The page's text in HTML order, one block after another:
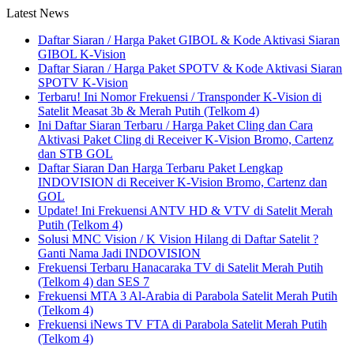
Latest News
Daftar Siaran / Harga Paket GIBOL & Kode Aktivasi Siaran
GIBOL K-Vision
Daftar Siaran / Harga Paket SPOTV & Kode Aktivasi Siaran
SPOTV K-Vision
Terbaru! Ini Nomor Frekuensi / Transponder K-Vision di
Satelit Measat 3b & Merah Putih (Telkom 4)
Ini Daftar Siaran Terbaru / Harga Paket Cling dan Cara
Aktivasi Paket Cling di Receiver K-Vision Bromo, Cartenz
dan STB GOL
Daftar Siaran Dan Harga Terbaru Paket Lengkap
INDOVISION di Receiver K-Vision Bromo, Cartenz dan
GOL
Update! Ini Frekuensi ANTV HD & VTV di Satelit Merah
Putih (Telkom 4)
Solusi MNC Vision / K Vision Hilang di Daftar Satelit ?
Ganti Nama Jadi INDOVISION
Frekuensi Terbaru Hanacaraka TV di Satelit Merah Putih
(Telkom 4) dan SES 7
Frekuensi MTA 3 Al-Arabia di Parabola Satelit Merah Putih
(Telkom 4)
Frekuensi iNews TV FTA di Parabola Satelit Merah Putih
(Telkom 4)